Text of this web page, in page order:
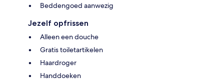
Beddengoed aanwezig
Jezelf opfrissen
Alleen een douche
Gratis toiletartikelen
Haardroger
Handdoeken